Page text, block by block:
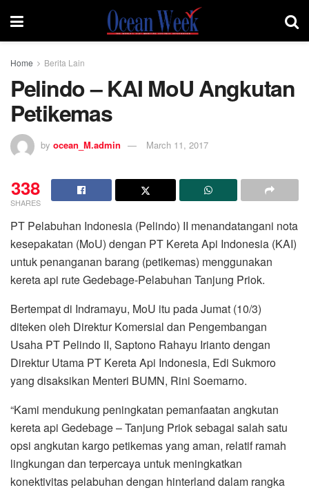
Home Berita Lain
Pelindo – KAI MoU Angkutan
Petikemas
by ocean_M.admin March 11, 2017
338
SHARES
PT Pelabuhan Indonesia (Pelindo) II menandatangani nota
kesepakatan (MoU) dengan PT Kereta Api Indonesia (KAI)
untuk penanganan barang (petikemas) menggunakan
kereta api rute Gedebage-Pelabuhan Tanjung Priok.
Bertempat di Indramayu, MoU itu pada Jumat (10/3)
diteken oleh Direktur Komersial dan Pengembangan
Usaha PT Pelindo II, Saptono Rahayu Irianto dengan
Direktur Utama PT Kereta Api Indonesia, Edi Sukmoro
yang disaksikan Menteri BUMN, Rini Soemarno.
“Kami mendukung peningkatan pemanfaatan angkutan
kereta api Gedebage – Tanjung Priok sebagai salah satu
opsi angkutan kargo petikemas yang aman, relatif ramah
lingkungan dan terpercaya untuk meningkatkan
konektivitas pelabuhan dengan hinterland dalam rangka